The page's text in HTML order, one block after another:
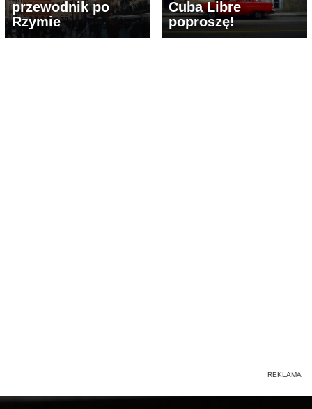
przewodnik po
Rzymie
Cuba Libre
poproszę!